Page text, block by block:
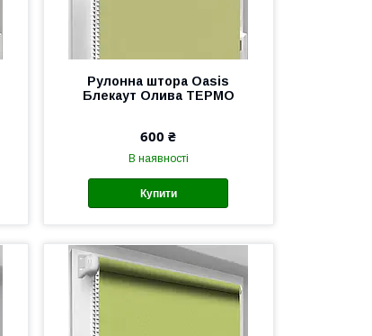
Рулонна штора Oasis
Блекаут Олива ТЕРМО
600 ₴
В наявності
Купити